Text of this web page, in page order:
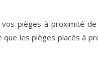
pièges à proximité
les pièges placés à